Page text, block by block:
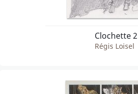
Clochette 2
Régis Loisel